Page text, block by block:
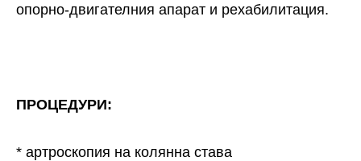
опорно-двигателния апарат и рехабилитация.
ПРОЦЕДУРИ:
* артроскопия на колянна става